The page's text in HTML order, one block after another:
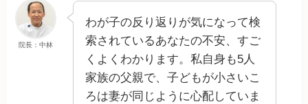
院長：中林
わが子の反り返りが気になって検
索されているあなたの不安、すご
くよくわかります。私自身も5人
家族の父親で、子どもが小さいこ
ろは妻が同じように心配していま